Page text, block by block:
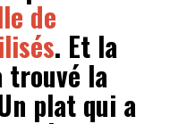
de
. Et la
trouvé la
plat qui a